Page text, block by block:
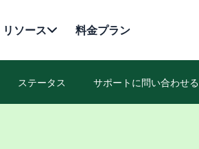
リソース 料金プラン
ステータス サポートに問い合わせる